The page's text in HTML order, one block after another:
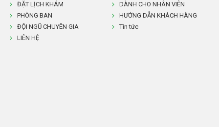
ĐẶT LỊCH KHÁM
DÀNH CHO NHÂN VIÊN
PHÒNG BAN
HƯỚNG DẪN KHÁCH HÀNG
ĐỘI NGŨ CHUYÊN GIA
Tin tức
LIÊN HỆ